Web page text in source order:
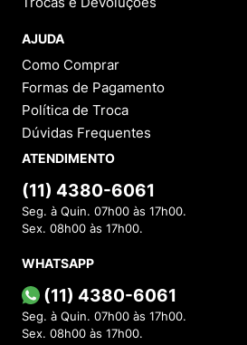
AJUDA
Como Comprar
Formas de Pagamento
Política de Troca
Dúvidas Frequentes
ATENDIMENTO
(11) 4380-6061
Seg. à Quin. 07h00 às 17h00.
Sex. 08h00 às 17h00.
WHATSAPP
(11) 4380-6061
Seg. à Quin. 07h00 às 17h00.
Sex. 08h00 às 17h00.